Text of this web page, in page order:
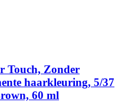
Touch, Zonder
haarkleuring, 5/37
60 ml